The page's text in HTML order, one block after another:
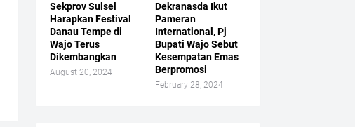
Sekprov Sulsel
Harapkan Festival
Danau Tempe di
Wajo Terus
Dikembangkan
August 20, 2024
Dekranasda Ikut
Pameran
International, Pj
Bupati Wajo Sebut
Kesempatan Emas
Berpromosi
February 28, 2024